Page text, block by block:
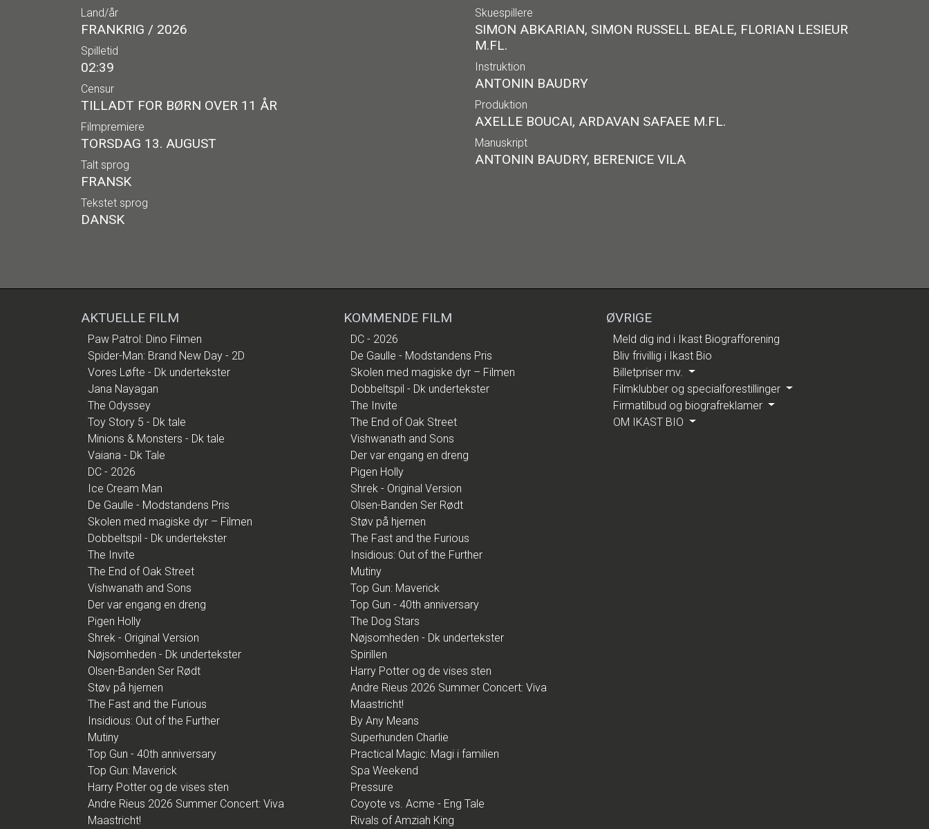
Land/år
FRANKRIG / 2026
Spilletid
02:39
Censur
TILLADT FOR BØRN OVER 11 ÅR
Filmpremiere
TORSDAG 13. AUGUST
Talt sprog
FRANSK
Tekstet sprog
DANSK
Skuespillere
SIMON ABKARIAN, SIMON RUSSELL BEALE, FLORIAN LESIEUR
M.FL.
Instruktion
ANTONIN BAUDRY
Produktion
AXELLE BOUCAI, ARDAVAN SAFAEE M.FL.
Manuskript
ANTONIN BAUDRY, BERENICE VILA
AKTUELLE FILM
Paw Patrol: Dino Filmen
Spider-Man: Brand New Day - 2D
Vores Løfte - Dk undertekster
Jana Nayagan
The Odyssey
Toy Story 5 - Dk tale
Minions & Monsters - Dk tale
Vaiana - Dk Tale
DC - 2026
Ice Cream Man
De Gaulle - Modstandens Pris
Skolen med magiske dyr – Filmen
Dobbeltspil - Dk undertekster
The Invite
The End of Oak Street
Vishwanath and Sons
Der var engang en dreng
Pigen Holly
Shrek - Original Version
Nøjsomheden - Dk undertekster
Olsen-Banden Ser Rødt
Støv på hjernen
The Fast and the Furious
Insidious: Out of the Further
Mutiny
Top Gun - 40th anniversary
Top Gun: Maverick
Harry Potter og de vises sten
Andre Rieus 2026 Summer Concert: Viva
Maastricht!
KOMMENDE FILM
DC - 2026
De Gaulle - Modstandens Pris
Skolen med magiske dyr – Filmen
Dobbeltspil - Dk undertekster
The Invite
The End of Oak Street
Vishwanath and Sons
Der var engang en dreng
Pigen Holly
Shrek - Original Version
Olsen-Banden Ser Rødt
Støv på hjernen
The Fast and the Furious
Insidious: Out of the Further
Mutiny
Top Gun: Maverick
Top Gun - 40th anniversary
The Dog Stars
Nøjsomheden - Dk undertekster
Spirillen
Harry Potter og de vises sten
Andre Rieus 2026 Summer Concert: Viva
Maastricht!
By Any Means
Superhunden Charlie
Practical Magic: Magi i familien
Spa Weekend
Pressure
Coyote vs. Acme - Eng Tale
Rivals of Amziah King
ØVRIGE
Meld dig ind i Ikast Biografforening
Bliv frivillig i Ikast Bio
Billetpriser mv.
Filmklubber og specialforestillinger
Firmatilbud og biografreklamer
OM IKAST BIO